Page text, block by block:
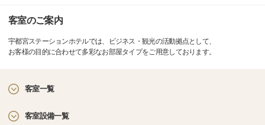
客室のご案内
宇都宮ステーションホテルでは、ビジネス・観光の活動拠点として、
お客様の目的に合わせて多彩なお部屋タイプをご用意しております。
客室一覧
客室設備一覧